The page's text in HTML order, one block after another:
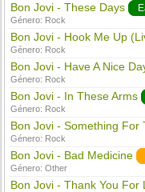
Bon Jovi - These Days
Género: Rock
Bon Jovi - Hook Me Up
Género: Rock
Bon Jovi - Have A Nice
Género: Rock
Bon Jovi - In These Arms
Género: Rock
Bon Jovi - Something For
Género: Rock
Bon Jovi - Bad Medicine
Género:Other
Bon Jovi - Thank You For